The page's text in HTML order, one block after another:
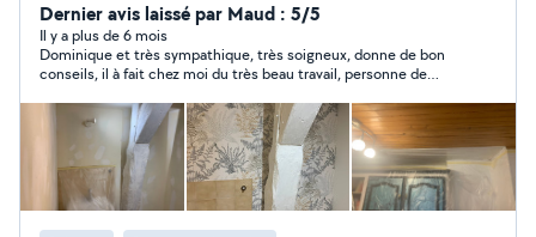
Je suis applicateur de peinture sur tous supports , je
pose les revêtements muraux papiers peint et fibre de
verre à peindre et pose de revêtements de sol pvc et
moquettes . Je fais de la peinture de sol intérieur
/extérieur époxy et polyuréthane, J' interviens sur les
supports abimés suite aux dégats des eaux Je fais du
traitement de façade du nettoyage à la finition en
peinture et propose les solutions techniques pour les
différents supports à traiter.
Dernier avis laissé par Maud : 5/5
Il y a plus de 6 mois
Dominique et très sympathique, très soigneux, donne de bon
conseils, il à fait chez moi du très beau travail, personne de
. Il à refait la façade et les volets. je vous remercie encore
d'avoir contribué à la réussite de se beau projet.